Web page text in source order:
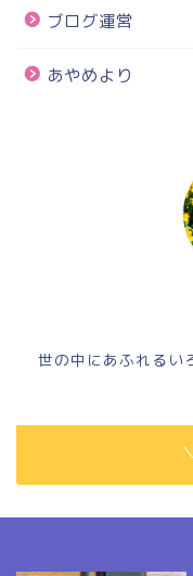
ブログ運営
あやめより
世の中にあふれるい